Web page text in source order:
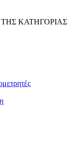
ΚΑΤΗΓΟΡΙΑΣ